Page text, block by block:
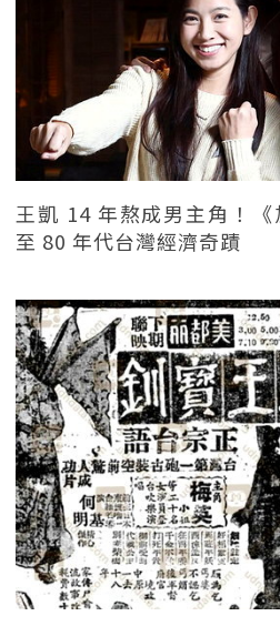
王凱 14 年熬成男主角！
至 80 年代台灣經濟奇蹟